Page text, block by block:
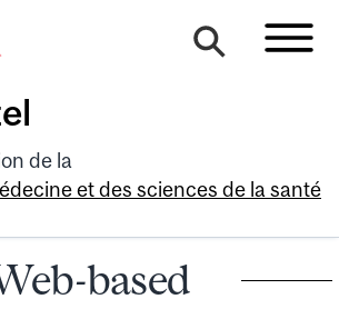
de la
et des sciences de la santé
based